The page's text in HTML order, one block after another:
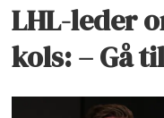
LHL-leder
kols: – Gå